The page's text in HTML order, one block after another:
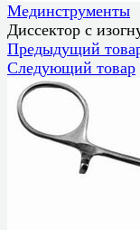
Мединструменты
Диссектор с
Предыдущий
Следующий товар